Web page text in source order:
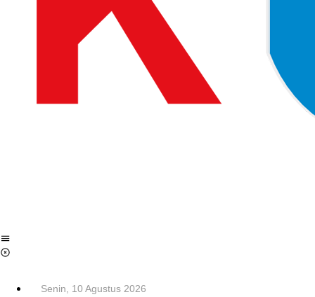
Senin, 10 Agustus 2026